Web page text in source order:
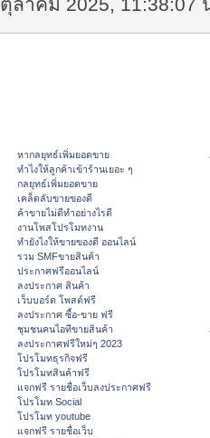
ตุลาคม 2025, 11:38:07
หากลยุทธ์เพิ่มยอดขาย
ทําไงให้ลูกค้าเข้าร้านเยอะ ๆ
กลยุทธ์เพิ่มยอดขาย
เคล็ดลับขายของดี
ค้าขายไม่ดีทำอย่างไรดี
งานโพสโปรโมทงาน
ทํายังไงให้ขายของดี ออนไลน์
รวม SMFขายสินค้า
ประกาศฟรีออนไลน์
ลงประกาศ สินค้า
เว็บบอร์ด โพสต์ฟรี
ลงประกาศ ซื้อ-ขาย ฟรี
ชุมชนคนไอทีขายสินค้า
ลงประกาศฟรีใหม่ๆ 2023
โปรโมทธุรกิจฟรี
โปรโมทสินค้าฟรี
แจกฟรี รายชื่อเว็บลงประกาศฟรี
โปรโมท Social
โปรโมท youtube
แจกฟรี รายชื่อเว็บ